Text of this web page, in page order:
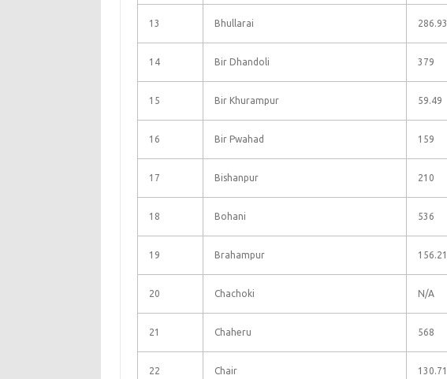
13 Bhullarai 286.93
14 Bir Dhandoli 379
15 Bir Khurampur 59.49
16 Bir Pwahad 159
17 Bishanpur 210
18 Bohani 536
19 Brahampur 156.21
20 Chachoki N/A
21 Chaheru 568
22 Chair 130.71